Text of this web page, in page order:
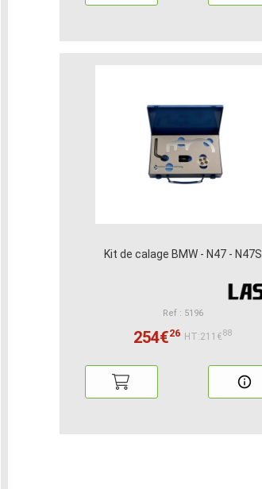
Kit de calage BMW - N47 - N47S
Ref : 5196
254€26 HT:211€88